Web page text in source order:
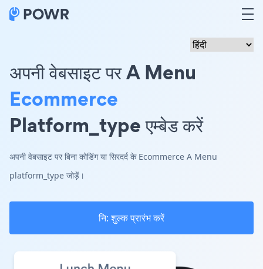
अपनी वेबसाइट पर A Menu
Ecommerce
Platform_type एम्बेड करें
अपनी वेबसाइट पर बिना कोडिंग या सिरदर्द के Ecommerce A Menu
platform_type जोड़ें।
नि: शुल्क प्रारंभ करें